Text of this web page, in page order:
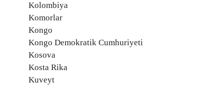
Kolombiya
Komorlar
Kongo
Kongo Demokratik Cumhuriyeti
Kosova
Kosta Rika
Kuveyt